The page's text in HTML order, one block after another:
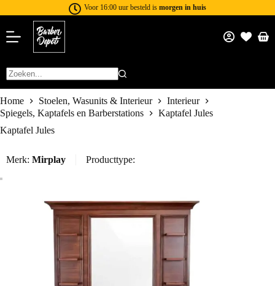
Voor 16:00 uur besteld is morgen in huis
Home Stoelen, Wasunits & Interieur
Interieur
Spiegels, Kaptafels en Barberstations
Kaptafel Jules
Kaptafel Jules
Merk: Mirplay Producttype: